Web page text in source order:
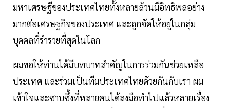
มหาเศรษฐีของประเทศไทยทั้งหลายล้วนมีอิทธิพลอย่าง
มากต่อเศรษฐกิจของประเทศ และถูกจัดให้อยู่ในกลุ่ม
บุคคลที่ร่ำรวยที่สุดในโลก
ผมขอให้ท่านได้มีบทบาทสำคัญในการร่วมกันช่วยเหลือ
ประเทศ และร่วมเป็นทีมประเทศไทยด้วยกันกับเรา ผม
เข้าใจและซาบซึ้งที่หลายคนได้ลงมือทำไปแล้วหลายเรื่อง